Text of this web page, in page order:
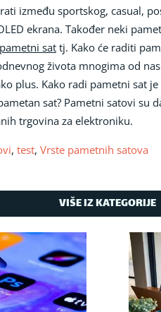
između sportskog, casual,
ekrana. Također neki
sattj. Kako će raditi
života mnogima od
plus. Kako radi pametni sat
sat? Pametni satovi su
trgovina za elektroniku.
, test, Vrste pametnih satova
VIŠE IZ KATEGORIJE